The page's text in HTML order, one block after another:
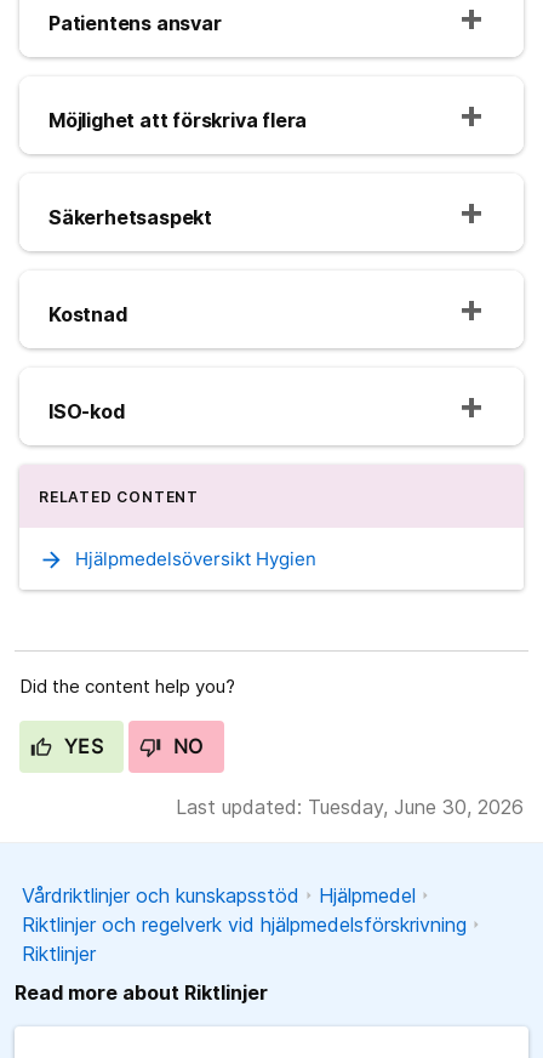
Patientens ansvar
Möjlighet att förskriva flera
Säkerhetsaspekt
Kostnad
ISO-kod
RELATED CONTENT
arrow_forward Hjälpmedelsöversikt Hygien
Did the content help you?
YES NO
Last updated: Tuesday, June 30, 2026
Vårdriktlinjer och kunskapsstöd
Hjälpmedel
Riktlinjer och regelverk vid hjälpmedelsförskrivning
Riktlinjer
Read more about Riktlinjer